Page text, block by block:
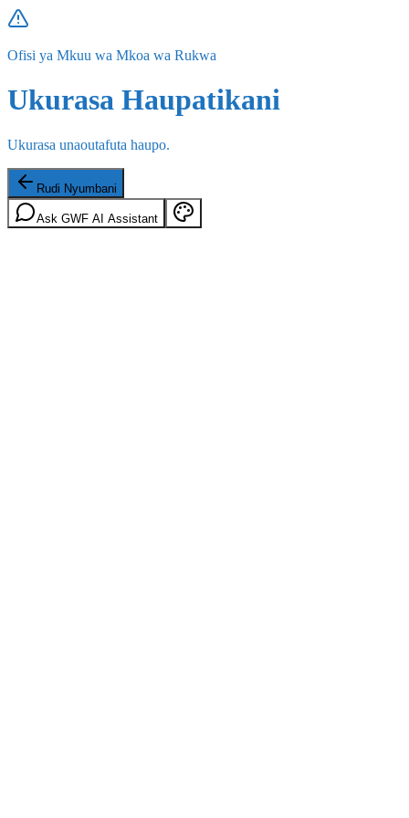
Ofisi ya Mkuu wa Mkoa wa Rukwa
Ukurasa Haupatikani
Ukurasa unaoutafuta haupo.
Rudi Nyumbani
Ask GWF AI Assistant